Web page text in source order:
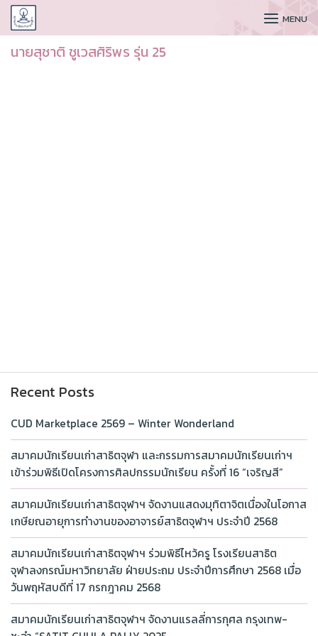
CUDAA MENU
นายสุชาติ ชูเวสศิริพร รุ่น 25
Recent Posts
CUD Marketplace 2569 – Winter Wonderland
สมาคมนักเรียนเก่าสาธิตจุฬา และกรรมการสมาคมนักเรียนเก่าฯ
เข้าร่วมพิธีเปิดโครงการศิลปกรรมนักเรียน ครั้งที่ 16 “เจริญสี”
สมาคมนักเรียนเก่าสาธิตจุฬาฯ จัดงานแสดงมุทิตาจิตเนื่องในโอกาส
เกษียณอายุการทำงานของอาจารย์สาธิตจุฬาฯ ประจำปี 2568
สมาคมนักเรียนเก่าสาธิตจุฬาฯ ร่วมพิธีไหว้ครู โรงเรียนสาธิต
จุฬาลงกรณ์มหาวิทยาลัย ฝ่ายประถม ประจำปีการศึกษา 2568 เมื่อ
วันพฤหัสบดีที่ 17 กรกฎาคม 2568
สมาคมนักเรียนเก่าสาธิตจุฬาฯ จัดงานแรลลี่การกุศล กรุงเทพ-